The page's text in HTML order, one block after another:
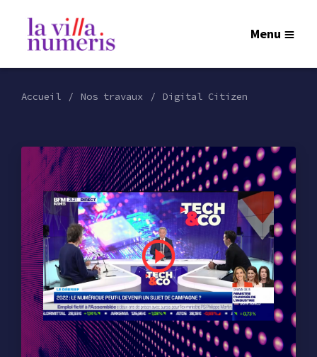
Menu
Accueil Nos travaux Digital Citizen